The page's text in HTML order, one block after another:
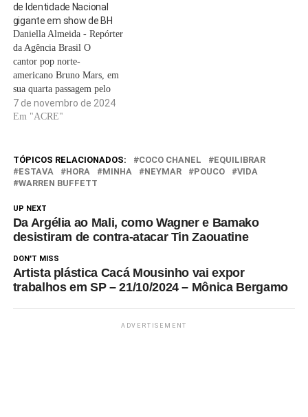
de Identidade Nacional
gigante em show de BH
Daniella Almeida - Repórter
da Agência Brasil O
cantor pop norte-
americano Bruno Mars, em
sua quarta passagem pelo
Brasil, fez 15 shows de
outubro a novembro, pela
em solo nacional, no estádio
Mineirão, em Belo Horizonte,
na noite de terça-feira (5), que
7 de novembro de 2024
Em "ACRE"
TÓPICOS RELACIONADOS: COCO CHANEL
EQUILIBRAR
ESTAVA
HORA MINHA NEYMAR POUCO
VIDA
WARREN BUFFETT
UP NEXT
Da Argélia ao Mali, como Wagner e Bamako
desistiram de contra-atacar Tin Zaouatine
DON'T MISS
Artista plástica Cacá Mousinho vai expor
trabalhos em SP – 21/10/2024 – Mônica Bergamo
ADVERTISEMENT